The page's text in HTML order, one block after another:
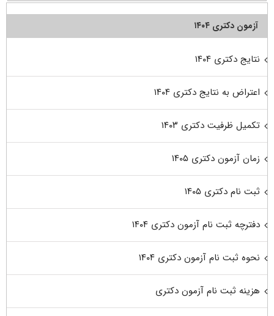
آزمون دکتری ۱۴۰۴
نتایج دکتری ۱۴۰۴
اعتراض به نتایج دکتری ۱۴۰۴
تکمیل ظرفیت دکتری ۱۴۰۳
زمان آزمون دکتری ۱۴۰۵
ثبت نام دکتری ۱۴۰۵
دفترچه ثبت نام آزمون دکتری ۱۴۰۴
نحوه ثبت نام آزمون دکتری ۱۴۰۴
هزینه ثبت نام آزمون دکتری